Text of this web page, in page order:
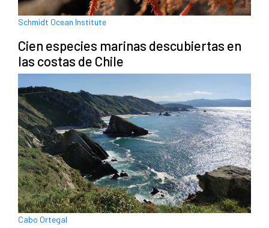
Schmidt Ocean Institute
Cien especies marinas descubiertas en
las costas de Chile
Cabo Ortegal